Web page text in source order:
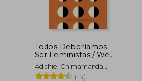
Todos Deberíamos
Ser Feministas / We
Should All Be
Feminists
Adichie, Chimamanda
Ngozi
(14)